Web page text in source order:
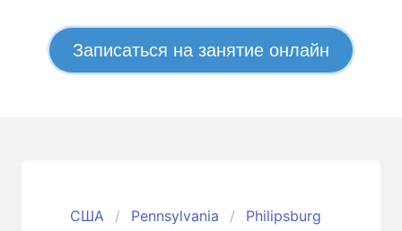
Записаться на занятие онлайн
США Pennsylvania Philipsburg